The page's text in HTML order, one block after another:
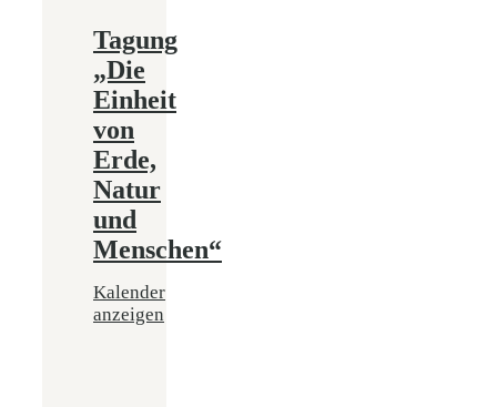
Tagung
„Die
Einheit
von
Erde,
Natur
und
Menschen“
Kalender
anzeigen